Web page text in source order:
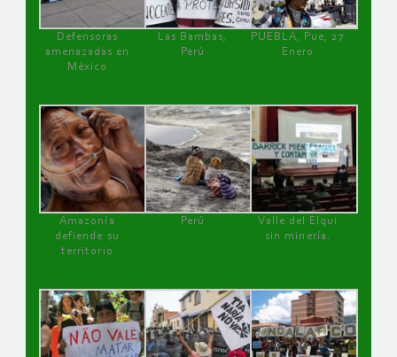
Defensoras
amenazadas en
México
Las Bambas,
Perú
PUEBLA, Pue, 27
Enero
Amazonía
defiende su
territorio
Perú
Valle del Elqui
sin minería.